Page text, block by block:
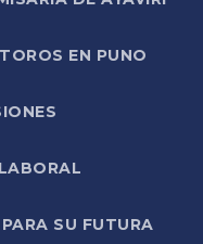
EN PUNO
SU FUTURA